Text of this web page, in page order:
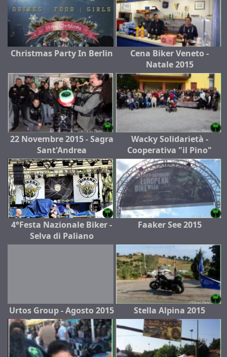
Christmas Party In Berlin
Cena Biker Veneto -
Natale 2015
22 Novembre 2015 - Sagra
Sant'Andrea
Wacky Solidarietà -
Cooperativa "il Pino"
4°Festa Nazionale Biker -
Selva di Paliano
Faaker See 2015
Urtos Group - Agosto 2015 Stella Alpina 2015